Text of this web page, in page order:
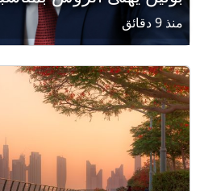
منذ 9 دقائق